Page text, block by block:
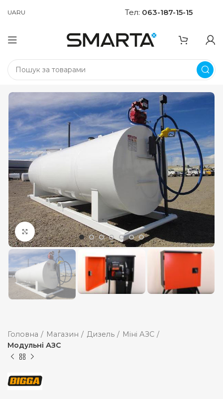
UARU Тел: 063-187-15-15
Збільшити
Головна Магазин Дизель
Міні АЗС
Модульні АЗС